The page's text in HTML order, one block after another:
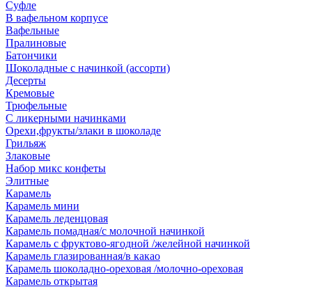
Суфле
В вафельном корпусе
Вафельные
Пралиновые
Батончики
Шоколадные с начинкой (ассорти)
Десерты
Кремовые
Трюфельные
С ликерными начинками
Орехи,фрукты/злаки в шоколаде
Грильяж
Злаковые
Набор микс конфеты
Элитные
Карамель
Карамель мини
Карамель леденцовая
Карамель помадная/с молочной начинкой
Карамель с фруктово-ягодной /желейной начинкой
Карамель глазированная/в какао
Карамель шоколадно-ореховая /молочно-ореховая
Карамель открытая